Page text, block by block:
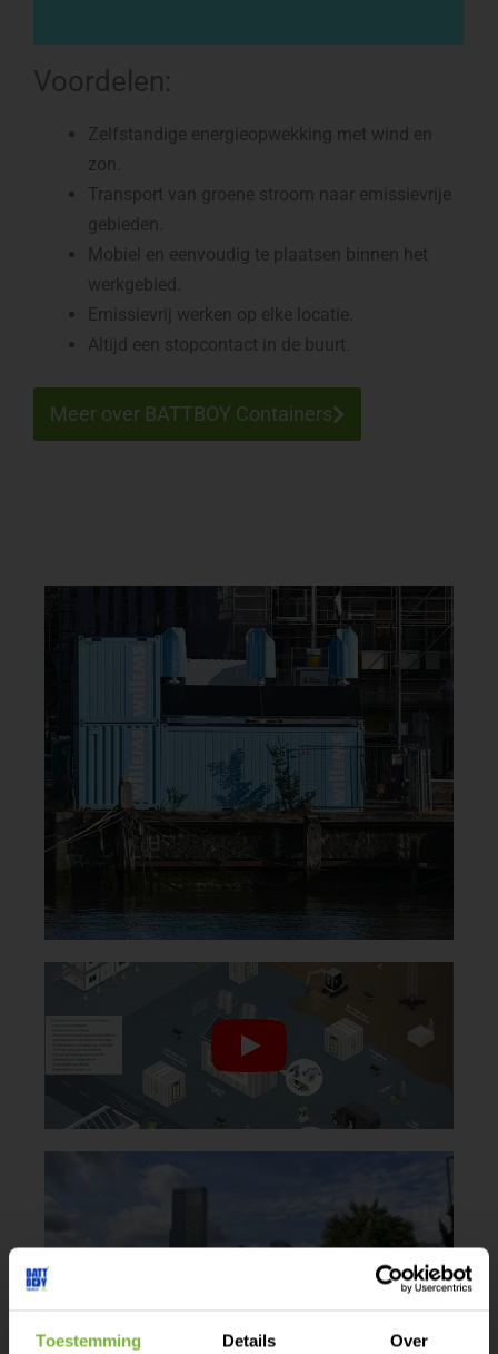
Toestemming Details Over
Voordelen:
Zelfstandige energieopwekking met wind en
zon.
Transport van groene stroom naar emissievrije
gebieden.
Mobiel en eenvoudig te plaatsen binnen het
werkgebied.
Emissievrij werken op elke locatie.
Altijd een stopcontact in de buurt.
Meer over BATTBOY Containers